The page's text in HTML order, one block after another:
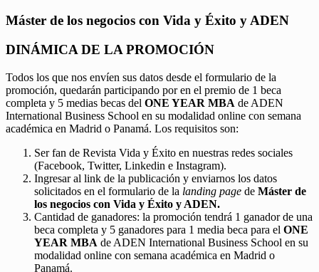
Máster de los negocios con Vida y Éxito y ADEN
DINÁMICA DE LA PROMOCIÓN
Todos los que nos envíen sus datos desde el formulario de la
promoción, quedarán participando por en el premio de 1 beca
completa y 5 medias becas del ONE YEAR MBA de ADEN
International Business School en su modalidad online con semana
académica en Madrid o Panamá. Los requisitos son:
Ser fan de Revista Vida y Éxito en nuestras redes sociales
(Facebook, Twitter, Linkedin e Instagram).
Ingresar al link de la publicación y enviarnos los datos
solicitados en el formulario de la landing page de Máster de
los negocios con Vida y Éxito y ADEN.
Cantidad de ganadores: la promoción tendrá 1 ganador de una
beca completa y 5 ganadores para 1 media beca para el ONE
YEAR MBA de ADEN International Business School en su
modalidad online con semana académica en Madrid o
Panamá.